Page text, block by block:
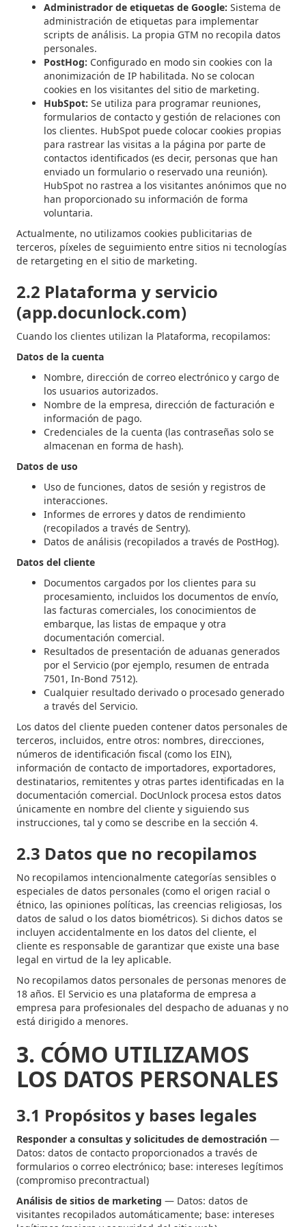
Administrador de etiquetas de Google: Sistema de
administración de etiquetas para implementar
scripts de análisis. La propia GTM no recopila datos
personales.
PostHog: Configurado en modo sin cookies con la
anonimización de IP habilitada. No se colocan
cookies en los visitantes del sitio de marketing.
HubSpot: Se utiliza para programar reuniones,
formularios de contacto y gestión de relaciones con
los clientes. HubSpot puede colocar cookies propias
para rastrear las visitas a la página por parte de
contactos identificados (es decir, personas que han
enviado un formulario o reservado una reunión).
HubSpot no rastrea a los visitantes anónimos que no
han proporcionado su información de forma
voluntaria.
Actualmente, no utilizamos cookies publicitarias de
terceros, píxeles de seguimiento entre sitios ni tecnologías
de retargeting en el sitio de marketing.
2.2 Plataforma y servicio
(app.docunlock.com)
Cuando los clientes utilizan la Plataforma, recopilamos:
Datos de la cuenta
Nombre, dirección de correo electrónico y cargo de
los usuarios autorizados.
Nombre de la empresa, dirección de facturación e
información de pago.
Credenciales de la cuenta (las contraseñas solo se
almacenan en forma de hash).
Datos de uso
Uso de funciones, datos de sesión y registros de
interacciones.
Informes de errores y datos de rendimiento
(recopilados a través de Sentry).
Datos de análisis (recopilados a través de PostHog).
Datos del cliente
Documentos cargados por los clientes para su
procesamiento, incluidos los documentos de envío,
las facturas comerciales, los conocimientos de
embarque, las listas de empaque y otra
documentación comercial.
Resultados de presentación de aduanas generados
por el Servicio (por ejemplo, resumen de entrada
7501, In-Bond 7512).
Cualquier resultado derivado o procesado generado
a través del Servicio.
Los datos del cliente pueden contener datos personales de
terceros, incluidos, entre otros: nombres, direcciones,
números de identificación fiscal (como los EIN),
información de contacto de importadores, exportadores,
destinatarios, remitentes y otras partes identificadas en la
documentación comercial. DocUnlock procesa estos datos
únicamente en nombre del cliente y siguiendo sus
instrucciones, tal y como se describe en la sección 4.
2.3 Datos que no recopilamos
No recopilamos intencionalmente categorías sensibles o
especiales de datos personales (como el origen racial o
étnico, las opiniones políticas, las creencias religiosas, los
datos de salud o los datos biométricos). Si dichos datos se
incluyen accidentalmente en los datos del cliente, el
cliente es responsable de garantizar que existe una base
legal en virtud de la ley aplicable.
No recopilamos datos personales de personas menores de
18 años. El Servicio es una plataforma de empresa a
empresa para profesionales del despacho de aduanas y no
está dirigido a menores.
3. CÓMO UTILIZAMOS
LOS DATOS PERSONALES
3.1 Propósitos y bases legales
Responder a consultas y solicitudes de demostración —
Datos: datos de contacto proporcionados a través de
formularios o correo electrónico; base: intereses legítimos
(compromiso precontractual)
Análisis de sitios de marketing — Datos: datos de
visitantes recopilados automáticamente; base: intereses